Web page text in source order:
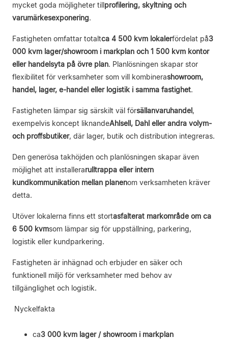
mycket goda möjligheter tillprofilering, skyltning och
varumärkesexponering.
Fastigheten omfattar totaltca 4 500 kvm lokalerfördelat på3
000 kvm lager/showroom i markplan och 1 500 kvm kontor
eller handelsyta på övre plan. Planlösningen skapar stor
flexibilitet för verksamheter som vill kombinerashowroom,
handel, lager, e-handel eller logistik i samma fastighet.
Fastigheten lämpar sig särskilt väl försällanvaruhandel,
exempelvis koncept liknandeAhlsell, Dahl eller andra volym-
och proffsbutiker, där lager, butik och distribution integreras.
Den generösa takhöjden och planlösningen skapar även
möjlighet att installerarulltrappa eller intern
kundkommunikation mellan planenom verksamheten kräver
detta.
Utöver lokalerna finns ett stortasfalterat markområde om ca
6 500 kvmsom lämpar sig för uppställning, parkering,
logistik eller kundparkering.
Fastigheten är inhägnad och erbjuder en säker och
funktionell miljö för verksamheter med behov av
tillgänglighet och logistik.
Nyckelfakta
ca3 000 kvm lager / showroom i markplan